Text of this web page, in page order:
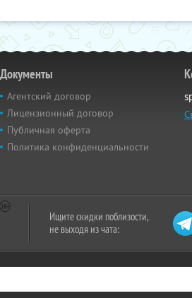
Документы
Агентский договор
Лицензионный договор
Публичная оферта
Политика конфиденциальности
Ищите скидки поблизости,
не выходя из чата: